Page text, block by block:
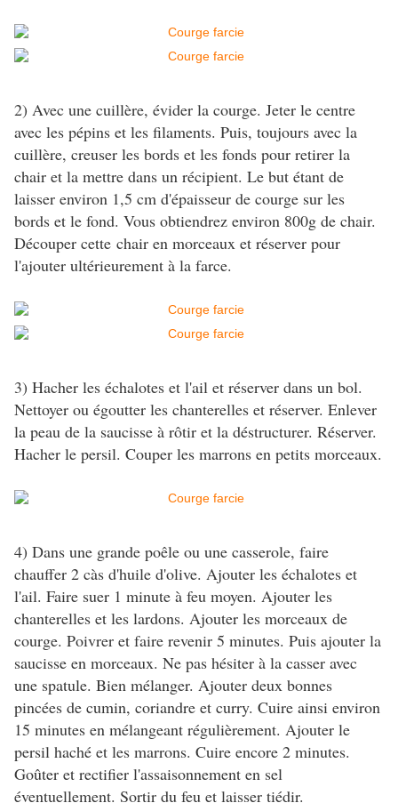
2) Avec une cuillère, évider la courge. Jeter le centre
avec les pépins et les filaments. Puis, toujours avec la
cuillère, creuser les bords et les fonds pour retirer la
chair et la mettre dans un récipient. Le but étant de
laisser environ 1,5 cm d'épaisseur de courge sur les
bords et le fond. Vous obtiendrez environ 800g de chair.
Découper cette chair en morceaux et réserver pour
l'ajouter ultérieurement à la farce.
3) Hacher les échalotes et l'ail et réserver dans un bol.
Nettoyer ou égoutter les chanterelles et réserver. Enlever
la peau de la saucisse à rôtir et la déstructurer. Réserver.
Hacher le persil. Couper les marrons en petits morceaux.
4) Dans une grande poêle ou une casserole, faire
chauffer 2 càs d'huile d'olive. Ajouter les échalotes et
l'ail. Faire suer 1 minute à feu moyen. Ajouter les
chanterelles et les lardons. Ajouter les morceaux de
courge. Poivrer et faire revenir 5 minutes. Puis ajouter la
saucisse en morceaux. Ne pas hésiter à la casser avec
une spatule. Bien mélanger. Ajouter deux bonnes
pincées de cumin, coriandre et curry. Cuire ainsi environ
15 minutes en mélangeant régulièrement. Ajouter le
persil haché et les marrons. Cuire encore 2 minutes.
Goûter et rectifier l'assaisonnement en sel
éventuellement. Sortir du feu et laisser tiédir.